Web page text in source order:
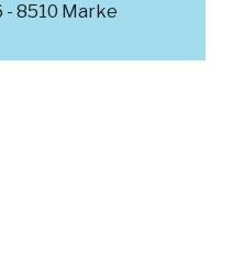
8510 Marke